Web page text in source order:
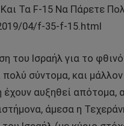
Τα F-15 Να Πάρετε
04/f-35-f-15.html
του Ισραήλ για το
πολύ σύντομα, και
αυξηθεί απότομα,
άμεσα η